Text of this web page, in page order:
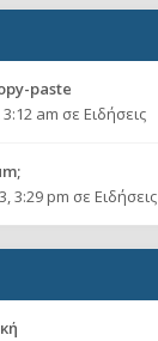
paste
am σε Ειδήσεις
3:29 pm σε Ειδήσεις